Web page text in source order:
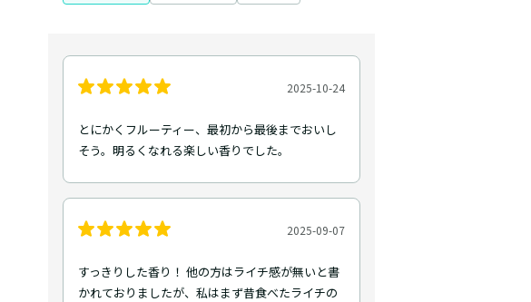
2025-10-24
とにかくフルーティー、最初から最後までおいし
そう。明るくなれる楽しい香りでした。
2025-09-07
すっきりした香り！ 他の方はライチ感が無いと書
かれておりましたが、私はまず昔食べたライチの